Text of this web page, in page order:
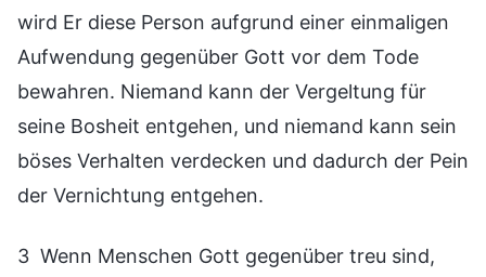
wird Er diese Person aufgrund einer einmaligen
Aufwendung gegenüber Gott vor dem Tode
bewahren. Niemand kann der Vergeltung für
seine Bosheit entgehen, und niemand kann sein
böses Verhalten verdecken und dadurch der Pein
der Vernichtung entgehen.
3 Wenn Menschen Gott gegenüber treu sind,